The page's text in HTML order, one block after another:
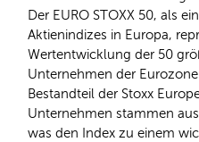
Der EURO STOXX 50, als
Aktienindizes in Europa,
Wertentwicklung der 50
Unternehmen der
Bestandteil der Stoxx
Unternehmen stammen
was den Index zu einem